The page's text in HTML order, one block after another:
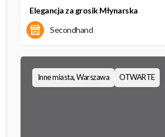
Elegancja za grosik Młynarska
Młynarska 6
Secondhand
Inne miasta, Warszawa OTWARTE